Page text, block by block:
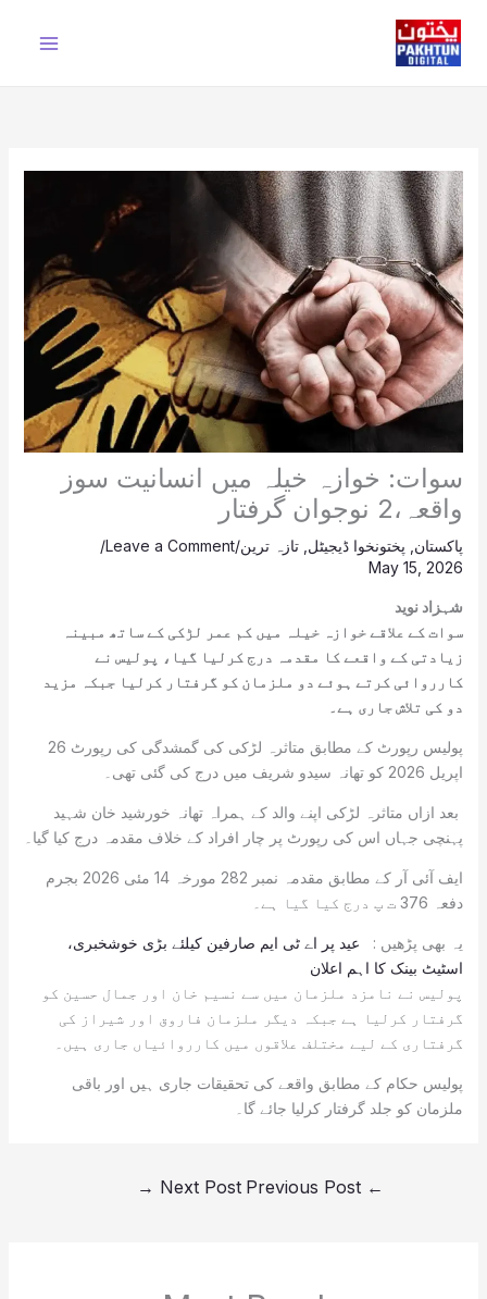
content
سوات: خوازہ خیلہ میں انسانیت سوز
واقعہ،2 نوجوان گرفتار
پاکستان پختونخوا ڈیجیٹل تازہ ترین/
Leave a Comment
/
May 15, 2026
شہزاد نوید
سوات کے علاقے خوازہ خیلہ میں کم عمر لڑکی کے ساتھ مبینہ
زیادتی کے واقعے کا مقدمہ درج کرلیا گیا، پولیس نے
کارروائی کرتے ہوئے دو ملزمان کو گرفتار کرلیا جبکہ مزید
دو کی تلاش جاری ہے۔
پولیس رپورٹ کے مطابق متاثرہ لڑکی کی گمشدگی کی رپورٹ 26
اپریل 2026 کو تھانہ سیدو شریف میں درج کی گئی تھی۔
بعد ازاں متاثرہ لڑکی اپنے والد کے ہمراہ تھانہ خورشید خان شہید
پہنچی جہاں اس کی رپورٹ پر چار افراد کے خلاف مقدمہ درج کیا گیا۔
ایف آئی آر کے مطابق مقدمہ نمبر 282 مورخہ 14 مئی 2026 بجرم
دفعہ 376 ت پ درج کیا گیا ہے۔
یہ بھی پڑھیں :
عید پر اے ٹی ایم صارفین کیلئے بڑی خوشخبری،
اسٹیٹ بینک کا اہم اعلان
پولیس نے نامزد ملزمان میں سے نسیم خان اور جمال حسین کو
گرفتار کرلیا ہے جبکہ دیگر ملزمان فاروق اور شیراز کی
گرفتاری کے لیے مختلف علاقوں میں کارروائیاں جاری ہیں۔
پولیس حکام کے مطابق واقعے کی تحقیقات جاری ہیں اور باقی
ملزمان کو جلد گرفتار کرلیا جائے گا۔
←
Next Post
→